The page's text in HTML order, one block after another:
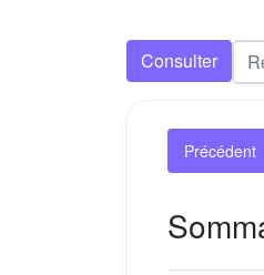
Consulter
Précédent